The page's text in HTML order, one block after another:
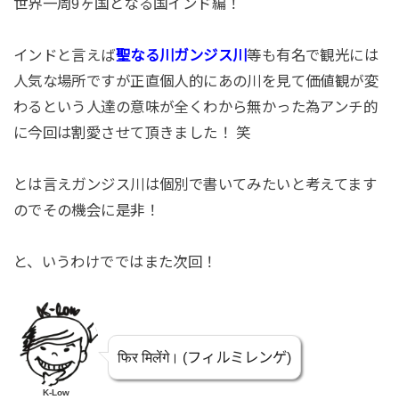
世界一周9ヶ国となる国インド編！
インドと言えば聖なる川ガンジス川等も有名で観光には
人気な場所ですが正直個人的にあの川を見て価値観が変
わるという人達の意味が全くわから無かった為アンチ的
に今回は割愛させて頂きました！ 笑
とは言えガンジス川は個別で書いてみたいと考えてます
のでその機会に是非！
と、いうわけでではまた次回！
K-Low
फिर मिलेंगे। (フィルミレンゲ)